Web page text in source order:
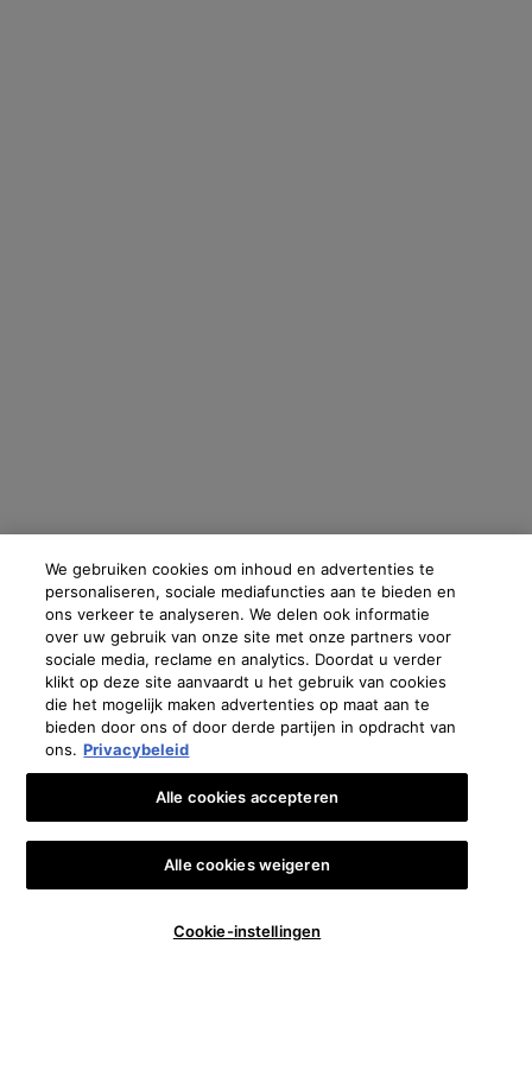
€ 133,00 ― KOOP DE ROUTINE
We gebruiken cookies om inhoud en advertenties te
personaliseren, sociale mediafuncties aan te bieden en
ons verkeer te analyseren. We delen ook informatie
over uw gebruik van onze site met onze partners voor
sociale media, reclame en analytics. Doordat u verder
klikt op deze site aanvaardt u het gebruik van cookies
die het mogelijk maken advertenties op maat aan te
bieden door ons of door derde partijen in opdracht van
ons. Privacybeleid
Cookie-instellingen
Alle cookies weigeren
Alle cookies accepteren